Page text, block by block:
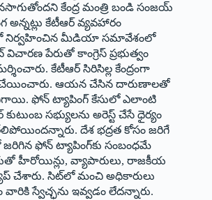
కేంద్ర మంత్రి బండి సంజయ్‌
అన్నట్లు కేటీఆర్‌ ‌వ్యవహారం
నిర్వహించిన మీడియా సమావేశంలో
పేరుతో కాంగ్రెస్‌ ‌ప్రభుత్వం
కేటీఆర్‌ ‌సిరిసిల్ల కేంద్రంగా
‌చేయించారు. ఆయన చేసిన దారుణాలతో
ఫోన్‌ ‌ట్యాపింగ్‌ ‌కేసులో ఎలాంటి
‌కుటుంబ సభ్యులను అరెస్ట్ ‌చేసే ధైర్యం
దేశ భద్రత కోసం జరిగే
ఫోన్‌ ‌ట్యాపింగ్‌కు సంబంధమే
హీరోయిన్లు, వ్యాపారులు, రాజకీయ
‌చేశారు. సిట్‌లో మంచి అధికారులు
వారికి స్వేచ్ఛను ఇవ్వడం లేదన్నారు.